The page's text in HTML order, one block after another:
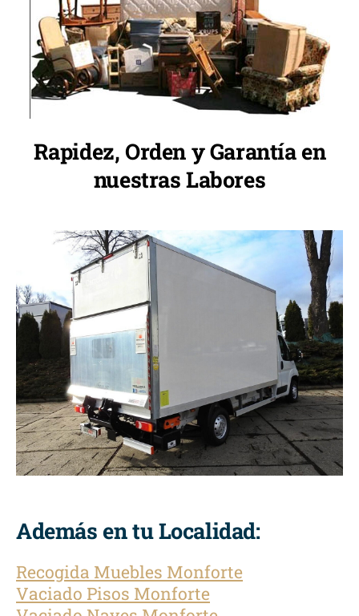
Rapidez, Orden y Garantía en
nuestras Labores
Además en tu Localidad:
Recogida Muebles Monforte
Vaciado Pisos Monforte